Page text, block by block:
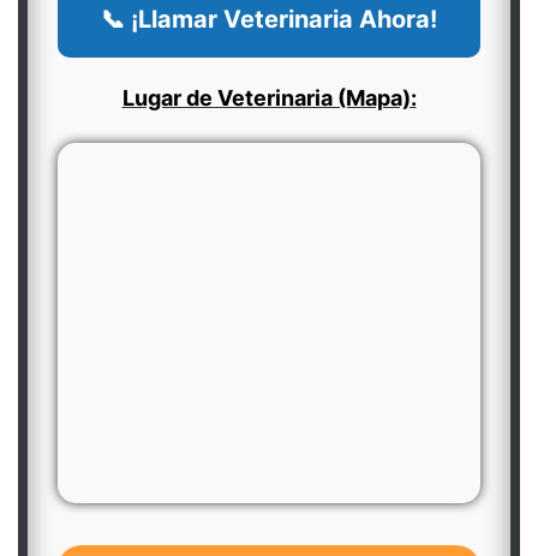
📞 ¡Llamar Veterinaria Ahora!
Lugar de Veterinaria (Mapa):